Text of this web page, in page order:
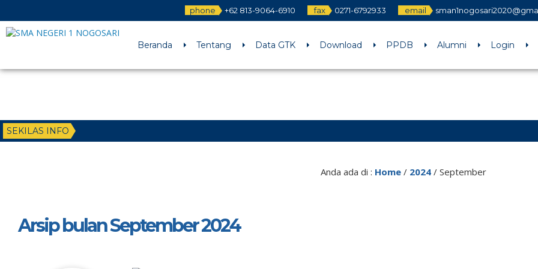
phone +62 813-9064-6910 fax 0271-6792933 email
Beranda Tentang Data GTK Download PPDB Alumni Login
SEKILAS INFO
Anda ada di : Home / 2024 / September
Arsip bulan September 2024